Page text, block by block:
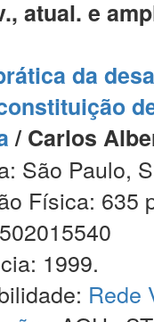
atual. e
da
/ Carlos
São Paulo,
Física: 635
1999.
Rede